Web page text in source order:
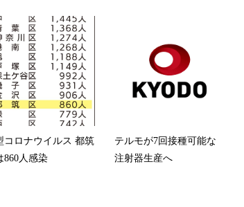
コロナウイルス 都筑
860人感染
テルモが7回接種可能な
注射器生産へ